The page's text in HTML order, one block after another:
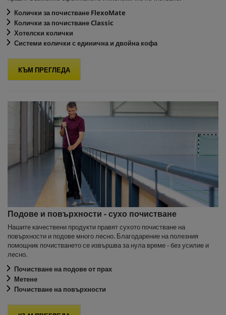
Колички за почистване FlexoMate
Колички за почистване Classic
Хотелски колички
Системи колички с единична и двойна кофа
КЪМ ПРЕГЛЕДА
Подове и повърхности - сухо почистване
Нашите качествени продукти правят сухото почистване на
повърхности и подове много лесно. Благодарение на полезния
помощник почистването се извършва за нула време - без усилие и
лесно.
Почистване на подове от прах
Метене
Почистване на повърхности